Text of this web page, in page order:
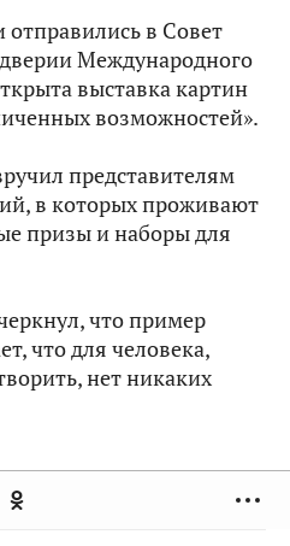
в Совет
Международного
выставка картин
возможностей».
представителям
в которых проживают
призы и наборы для
что пример
что для человека,
нет никаких